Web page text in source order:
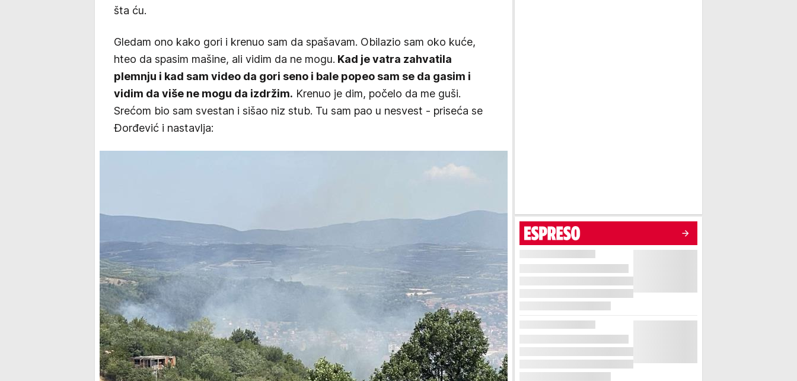
šta ću.
Gledam ono kako gori i krenuo sam da spašavam. Obilazio sam oko kuće,
hteo da spasim mašine, ali vidim da ne mogu. Kad je vatra zahvatila
plemnju i kad sam video da gori seno i bale popeo sam se da gasim i
vidim da više ne mogu da izdržim. Krenuo je dim, počelo da me guši.
Srećom bio sam svestan i sišao niz stub. Tu sam pao u nesvest - priseća se
Đorđević i nastavlja: